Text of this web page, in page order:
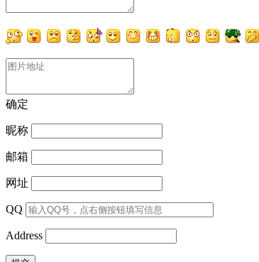
确定
昵称
邮箱
网址
QQ
Address